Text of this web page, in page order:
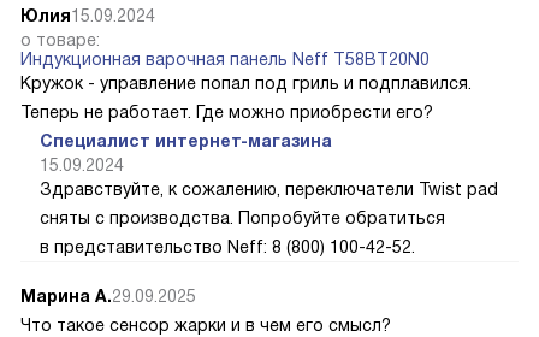
Юлия15.09.2024
о товаре:
Индукционная варочная панель Neff T58BT20N0
Кружок - управление попал под гриль и подплавился.
Теперь не работает. Где можно приобрести его?
Специалист интернет-магазина
15.09.2024
Здравствуйте, к сожалению, переключатели Twist pad
сняты с производства. Попробуйте обратиться
в представительство Neff: 8 (800) 100-42-52.
Марина А.29.09.2025
Что такое сенсор жарки и в чем его смысл?